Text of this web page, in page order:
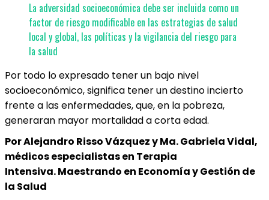
La adversidad socioeconómica debe ser incluida como un
factor de riesgo modificable en las estrategias de salud
local y global, las políticas y la vigilancia del riesgo para
la salud
Por todo lo expresado tener un bajo nivel
socioeconómico, significa tener un destino incierto
frente a las enfermedades, que, en la pobreza,
generaran mayor mortalidad a corta edad.
Por Alejandro Risso Vázquez y Ma. Gabriela Vidal,
médicos especialistas en Terapia
Intensiva. Maestrando en Economía y Gestión de
la Salud